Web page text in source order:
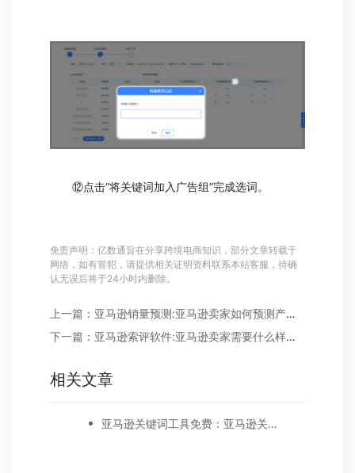
⑫点击“将关键词加入广告组”完成选词。
免责声明：亿数通旨在分享跨境电商知识，部分文章转载于
网络，如有冒犯，请提供相关证明资料联系本站客服，待确
认无误后将于24小时内删除。
上一篇：亚马逊销量预测:亚马逊卖家如何预测产品销售?
下一篇：亚马逊索评软件:亚马逊卖家需要什么样的索评软件?
相关文章
亚马逊关键词工具免费：亚马逊关键词挖掘工具有哪些?